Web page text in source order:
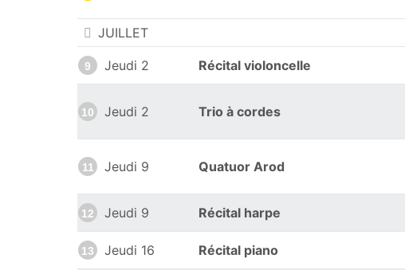
JUILLET
9 Jeudi 2 Récital violoncelle
10 Jeudi 2 Trio à cordes
11 Jeudi 9 Quatuor Arod
12 Jeudi 9 Récital harpe
13 Jeudi 16 Récital piano